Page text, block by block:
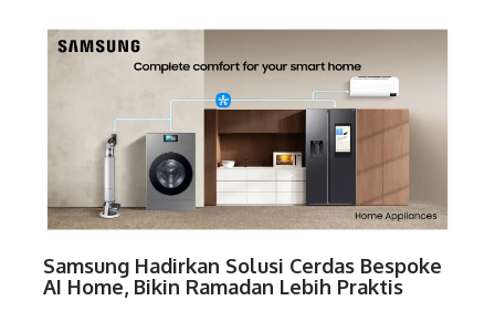
Samsung Hadirkan Solusi Cerdas Bespoke
AI Home, Bikin Ramadan Lebih Praktis